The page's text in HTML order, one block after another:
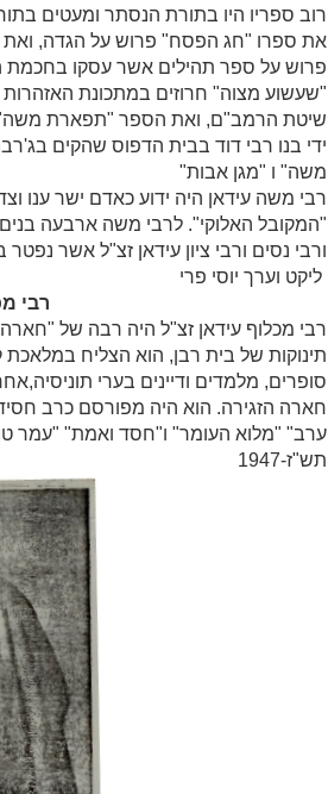
רוב ספריו היו בתורת הנסתר ומעטים
את ספרו "חג הפסח" פרוש על הגדה,
פרוש על ספר תהילים אשר עסקו בחכמת
"שעשוע מצוה" חרוזים במתכונת האזהרות
שיטת הרמב"ם, ואת הספר "תפארת משה"
ידי בנו רבי דוד בבית הדפוס שהקים
משה" ו "מגן אבות"
רבי משה עידאן היה ידוע כאדם ישר ענו
"המקובל האלוקי". לרבי משה ארבעה
ורבי נסים ורבי ציון עידאן זצ"ל אשר נפטר
ליקט וערך יוסי פרי
רבי
רבי מכלוף עידאן זצ"ל היה רבה של
תינוקות של בית רבן, הוא הצליח
סופרים, מלמדים ודיינים בערי
חארה הזגירה. הוא היה מפורסם כרב
ערב" "מלוא העומר" ו"חסד ואמת" "עמר
תש"ז-1947